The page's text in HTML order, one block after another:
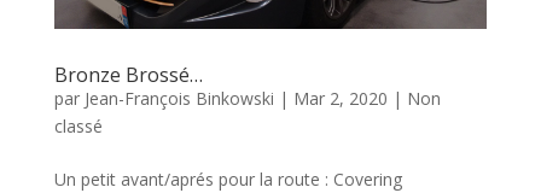
Bronze Brossé…
par Jean-François Binkowski | Mar 2, 2020 | Non
classé
Un petit avant/aprés pour la route : Covering